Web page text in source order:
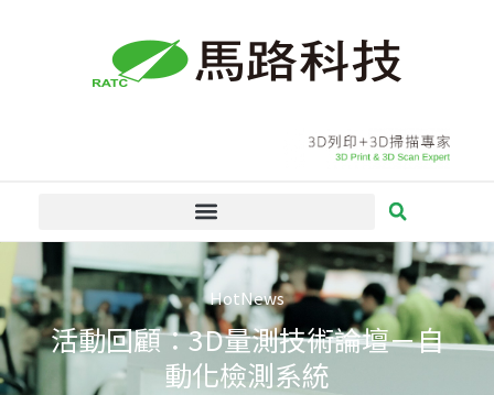
HotNews
活動回顧：3D量測技術論壇－自
動化檢測系統